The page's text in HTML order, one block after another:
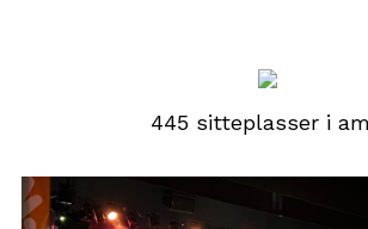
445 sitteplasser i